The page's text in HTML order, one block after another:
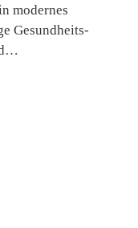
modernes
Gesundheits-